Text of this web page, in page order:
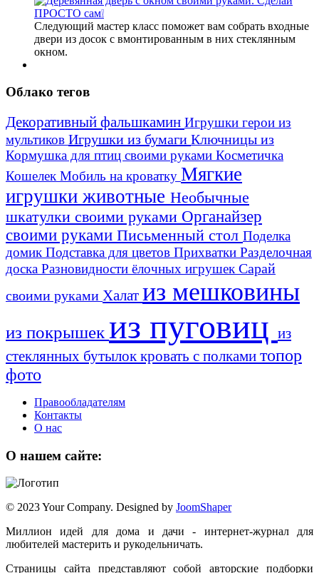
Следующий мастер класс поможет вам собрать входные
двери из досок с вмонтированным в них стеклянным
окном.
Облако тегов
Декоративный фальшкамин Игрушки герои из
мультиков Игрушки из бумаги Ключницы из
Кормушка для птиц своими руками Косметичка
Кошелек Мобиль на кроватку Мягкие
игрушки животные Необычные
шкатулки своими руками Органайзер
своими руками Письменный стол Поделка
домик Подставка для цветов Прихватки Разделочная
доска Разновидности ёлочных игрушек Сарай
своими руками Халат из мешковины
из покрышек из пуговиц из
стеклянных бутылоккровать с полками топор
фото
Правообладателям
Контакты
О нас
О нашем сайте:
© 2023 Your Company. Designed by JoomShaper
Миллион идей для дома и дачи - интернет-журнал для
любителей мастерить и рукодельничать.
Страницы сайта представляют собой авторские подборки